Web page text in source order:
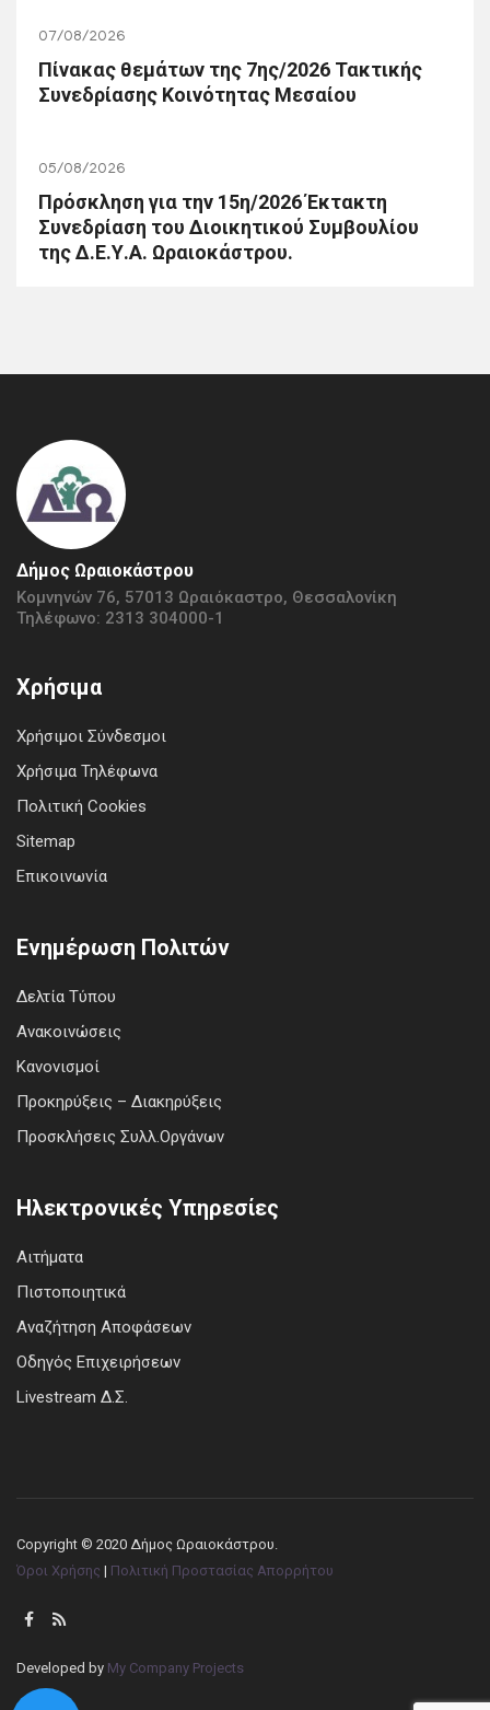
07/08/2026
Πίνακας θεμάτων της 7ης/2026 Τακτικής
Συνεδρίασης Κοινότητας Μεσαίου
05/08/2026
Πρόσκληση για την 15η/2026 Έκτακτη
Συνεδρίαση του Διοικητικού Συμβουλίου
της Δ.Ε.Υ.Α. Ωραιοκάστρου.
Δήμος Ωραιοκάστρου
Κομνηνών 76, 57013 Ωραιόκαστρο, Θεσσαλονίκη
Τηλέφωνο: 2313 304000-1
Χρήσιμα
Χρήσιμοι Σύνδεσμοι
Χρήσιμα Τηλέφωνα
Πολιτική Cookies
Sitemap
Επικοινωνία
Ενημέρωση Πολιτών
Δελτία Τύπου
Ανακοινώσεις
Κανονισμοί
Προκηρύξεις – Διακηρύξεις
Προσκλήσεις Συλλ.Οργάνων
Ηλεκτρονικές Υπηρεσίες
Αιτήματα
Πιστοποιητικά
Αναζήτηση Αποφάσεων
Οδηγός Επιχειρήσεων
Livestream Δ.Σ.
Copyright © 2020 Δήμος Ωραιοκάστρου.
Όροι Χρήσης | Πολιτική Προστασίας Απορρήτου
Developed by My Company Projects